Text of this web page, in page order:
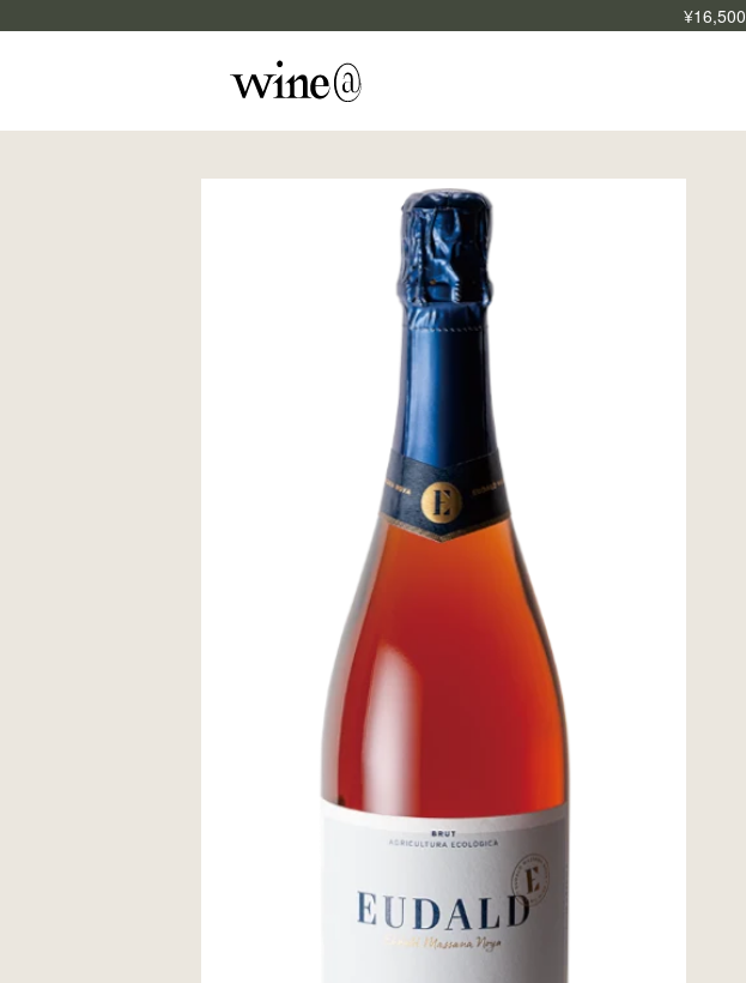
¥16,500
マイカルテ
評価する
wine@EBISU
商品検索